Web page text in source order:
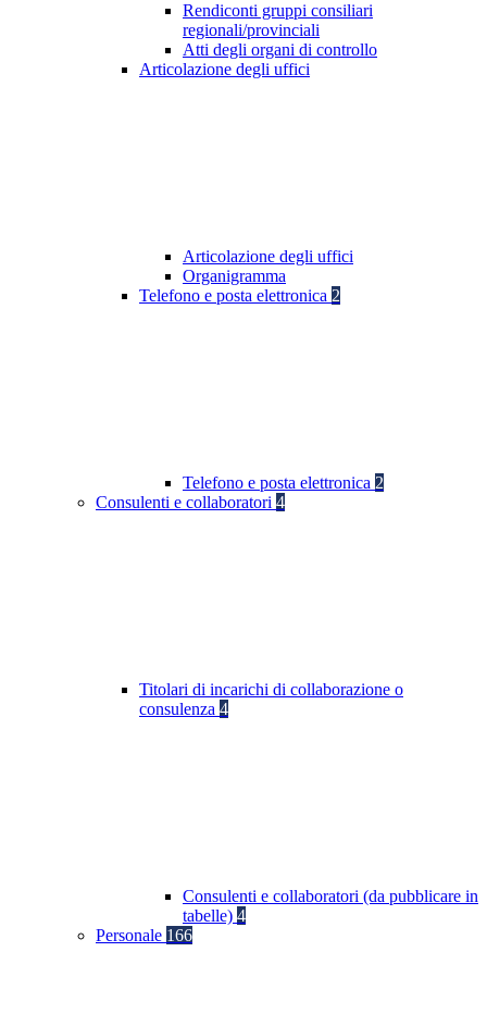
Rendiconti gruppi consiliari
regionali/provinciali
Atti degli organi di controllo
Articolazione degli uffici
Articolazione degli uffici
Organigramma
Telefono e posta elettronica 2
Telefono e posta elettronica 2
Consulenti e collaboratori 4
Titolari di incarichi di collaborazione o
consulenza 4
Consulenti e collaboratori (da pubblicare in
tabelle) 4
Personale 166